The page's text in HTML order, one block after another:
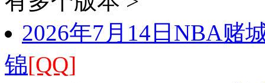
2026年7月14日NBA赌
锦[QQ]